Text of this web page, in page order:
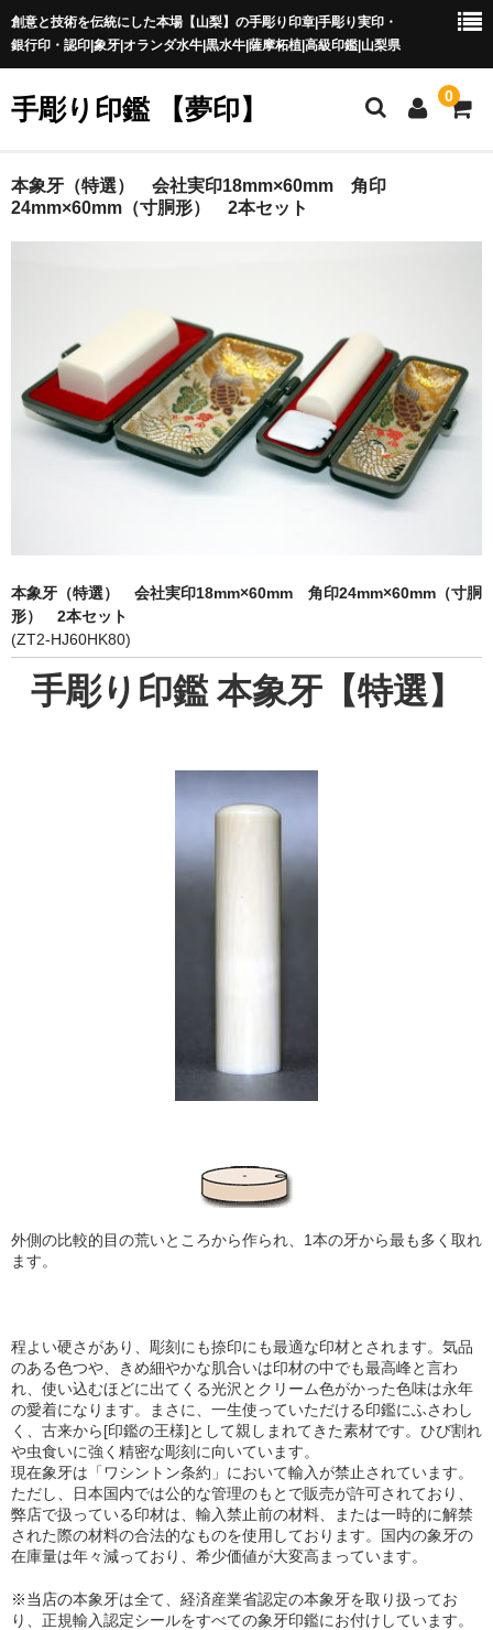
創意と技術を伝統にした本場【山梨】の手彫り印章|手彫り実印・
銀行印・認印|象牙|オランダ水牛|黒水牛|薩摩柘植|高級印鑑|山梨県
手彫り印鑑 【夢印】 0
夢印TOP
印鑑の材質
印鑑の種類
印鑑の書体
印鑑ケース
お客様の声
ご利用案内
お問い合わせ
本象牙（特選） 会社実印18mm×60mm 角印
24mm×60mm（寸胴形） 2本セット
本象牙（特選） 会社実印18mm×60mm 角印24mm×60mm（寸胴
形） 2本セット
(ZT2-HJ60HK80)
手彫り印鑑 本象牙【特選】
外側の比較的目の荒いところから作られ、1本の牙から最も多く取れ
ます。
程よい硬さがあり、彫刻にも捺印にも最適な印材とされます。気品
のある色つや、きめ細やかな肌合いは印材の中でも最高峰と言わ
れ、使い込むほどに出てくる光沢とクリーム色がかった色味は永年
の愛着になります。まさに、一生使っていただける印鑑にふさわし
く、古来から[印鑑の王様]として親しまれてきた素材です。ひび割れ
や虫食いに強く精密な彫刻に向いています。
現在象牙は「ワシントン条約」において輸入が禁止されています。
ただし、日本国内では公的な管理のもとで販売が許可されており、
弊店で扱っている印材は、輸入禁止前の材料、または一時的に解禁
された際の材料の合法的なものを使用しております。国内の象牙の
在庫量は年々減っており、希少価値が大変高まっています。
※当店の本象牙は全て、経済産業省認定の本象牙を取り扱ってお
り
、正規輸入認定シールをすべての象牙印鑑にお付けしています。